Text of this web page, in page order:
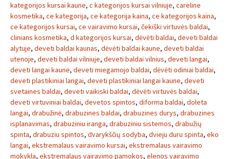
kategorijos kursai kaune, c kategorijos kursai vilniuje, careline
kosmetika, ce kategorija, ce kategorija kaina, ce kategorijos kaina,
ce kategorijos kursai, ce vairavimo kursai, čekiški virtuvės baldai,
clinians kosmetika, d kategorijos kursai, dėvėti baldai, deveti baldai
alytuje, deveti baldai kaunas, dėvėti baldai kaune, deveti baldai
utenoje, deveti baldai vilniuje, deveti baldai vilnius, deveti langai,
deveti langai kaune, deveti miegamojo baldai, dėvėti odiniai baldai,
deveti plastikiniai langai, deveti plastikiniai langai kaune, deveti
svetaines baldai, deveti vaikiski baldai, dėvėti virtuvės baldai,
deveti virtuviniai baldai, devetos spintos, diforma baldai, doleta
langai, drabužinė, drabuzines baldai, drabuzines durys, drabuzines
isplanavimas, drabuziniu iranga, drabuziniu sistemos, drabužių
spinta, drabuziu spintos, dvarykščių sodyba, dvieju duru spinta, eko
langai, ekstremalaus vairavimo kursai, ekstremalaus vairavimo
mokykla, ekstremalaus vairavimo pamokos, elenos vairavimo